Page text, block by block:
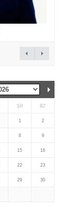
ŞƏ BZ
1 2
8 9
15 16
22 23
29 30